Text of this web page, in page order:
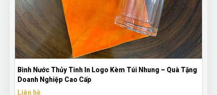
Tặng
Bình Nước Thủy Tinh Nắp Inox – Quà Tặng Doanh
Cao Cấp & Bền Đẹp